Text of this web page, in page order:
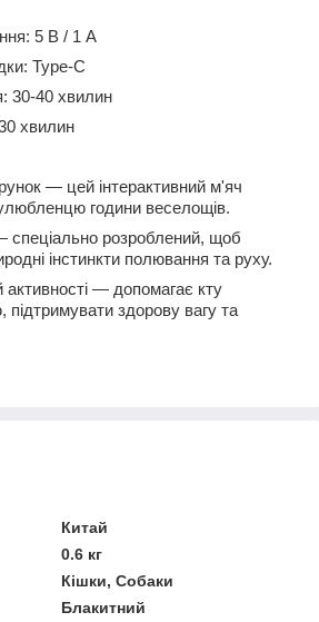
5 В / 1 А
Type-C
30-40 хвилин
хвилин
— цей інтерактивний м'яч
години веселощів.
розроблений, щоб
інстинкти полювання та руху.
активності — допомагає кту
підтримувати здорову вагу та
Китай
0.6 кг
Кішки, Собаки
Блакитний